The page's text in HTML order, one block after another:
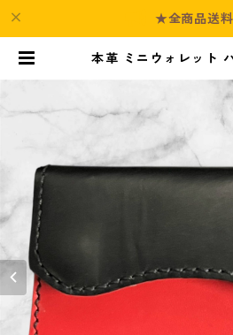
★全商品送料
本革 ミニウォレット
化 楽しめる フラップ
ク レッド レザー |